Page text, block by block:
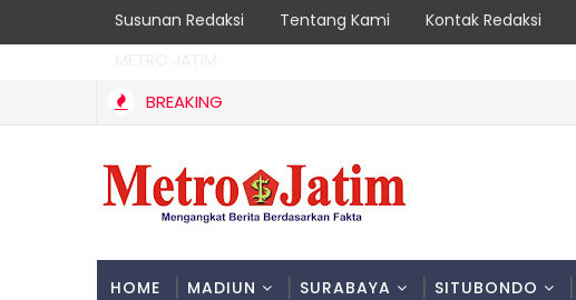
Susunan Redaksi Tentang Kami Kontak Redaksi
BREAKING
HOME MADIUN SURABAYA SITUBONDO